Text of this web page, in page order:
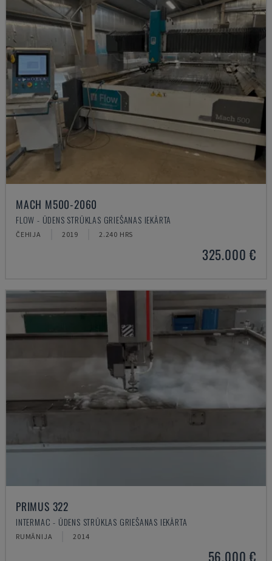
MACH M500-2060
FLOW - ŪDENS STRŪKLAS GRIEŠANAS IEKĀRTA
ČEHIJA 2019 2.240 HRS
325.000 €
PRIMUS 322
INTERMAC - ŪDENS STRŪKLAS GRIEŠANAS IEKĀRTA
RUMĀNIJA 2014
56.000 €